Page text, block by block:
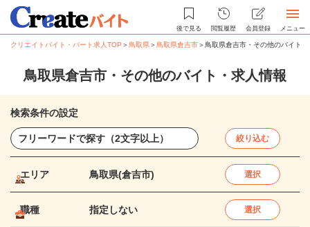
後で見る 閲覧履歴 会員登録 メニュー
クリエイトバイト・パート求人TOP ＞ 鳥取県＞ 鳥取県倉吉市＞ 鳥取県倉吉市・その他のバイト
鳥取県倉吉市・その他のバイト・求人情報
検索条件の設定
絞り込む
エリア 鳥取県(倉吉市) 選択
職種 指定しない 選択